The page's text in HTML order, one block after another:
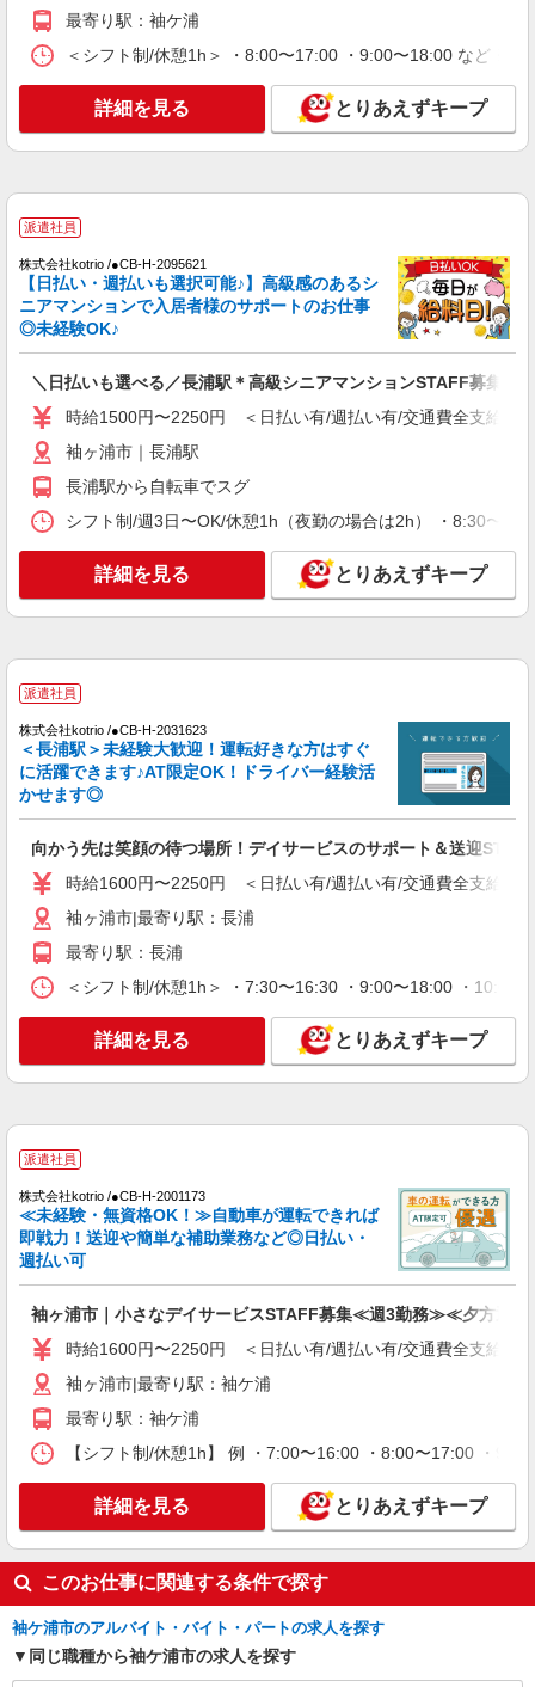
通費全支給(ガソリン代含む)＞
キープ 詳細を見る
落ち着いた少人数環境/グループホームで暮ら
時給1500円〜2125円 ＜日払い有/週払い有/交
通費全支給(ガソリン代含む)＞
袖ヶ浦市｜長浦駅
キープ 詳細を見る
派遣社員
株式会社kotrio /●CB-H-1879840
＜デイサービス/長浦駅＞面接なし！最短3日で
仕事スタート可◎
時給1500円〜2125円 ＜日払い有/週払い有/交
通費全支給(ガソリン代含む)＞
袖ヶ浦市｜長浦駅
キープ 詳細を見る
株式会社kotrio /●CB-H-1982909
長浦(千葉)駅｜リハビリ補助などのデイサービ
スSTAFF♪未経験OK
時給1600円〜2250円 ＜日払い有/週払い有/交
キープ 詳細を見る
株式会社kotrio /●CB-H-2095404
長浦駅｜未経験でも大丈夫◎研修が手厚い有料
時給1500円〜2250円 ＜日払い有/週払い有/交
通費全支給(ガソリン代含む)＞
派遣社員
株式会社kotrio /●CB-H-1899952
＜長浦＞デイサービスSTAFF＊16時退社も
時給1500円〜2250円 ＜日払い有/週払い有/交
通費全支給(ガソリン代含む)＞
袖ヶ浦市｜長浦駅
キープ
派遣社員
株式会社kotrio /●CB-H-1957358
長浦(千葉)駅｜小さなグループホームで家事や
生活のサポート！
時給1600円〜2250円 ＜日払い有/週払い有/交
通費全支給(ガソリン代含む)＞
袖ヶ浦市｜長浦駅
最寄り駅：袖ケ浦
＜シフト制/休憩1h＞ ・8:00〜17:00 ・9:00〜18:00 など ※
詳細を見る とりあえずキープ
派遣社員
株式会社kotrio /●CB-H-2095621
【日払い・週払いも選択可能♪】高級感のあるシ
ニアマンションで入居者様のサポートのお仕事
◎未経験OK♪
＼日払いも選べる／長浦駅＊高級シニアマンションSTAFF募集
時給1500円〜2250円 ＜日払い有/週払い有/交通費全支給(ガ
袖ヶ浦市｜長浦駅
長浦駅から自転車でスグ
シフト制/週3日〜OK/休憩1h（夜勤の場合は2h） ・8:30〜
詳細を見る とりあえずキープ
派遣社員
株式会社kotrio /●CB-H-2031623
＜長浦駅＞未経験大歓迎！運転好きな方はすぐ
に活躍できます♪AT限定OK！ドライバー経験活
かせます◎
向かう先は笑顔の待つ場所！デイサービスのサポート＆送迎STAFF
時給1600円〜2250円 ＜日払い有/週払い有/交通費全支給(ガ
袖ヶ浦市|最寄り駅：長浦
最寄り駅：長浦
＜シフト制/休憩1h＞ ・7:30〜16:30 ・9:00〜18:00 ・
詳細を見る とりあえずキープ
派遣社員
株式会社kotrio /●CB-H-2001173
≪未経験・無資格OK！≫自動車が運転できれば
即戦力！送迎や簡単な補助業務など◎日払い・
週払い可
袖ヶ浦市｜小さなデイサービスSTAFF募集≪週3勤務≫≪夕方退
時給1600円〜2250円 ＜日払い有/週払い有/交通費全支給(ガ
袖ヶ浦市|最寄り駅：袖ケ浦
最寄り駅：袖ケ浦
【シフト制/休憩1h】 例 ・7:00〜16:00 ・8:00〜17:00 ・
詳細を見る とりあえずキープ
このお仕事に関連する条件で探す
袖ケ浦市のアルバイト・バイト・パートの求人を探す
同じ職種から袖ケ浦市の求人を探す